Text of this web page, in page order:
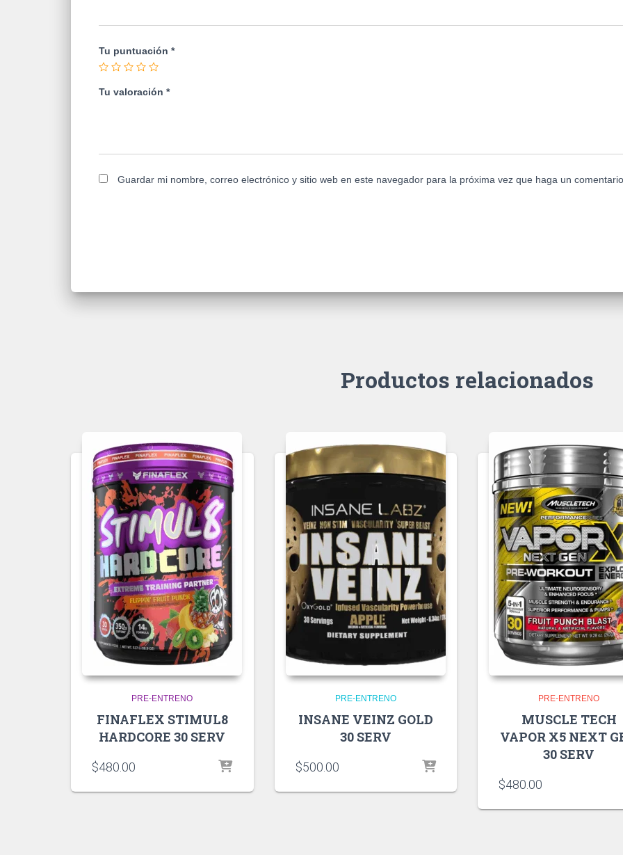
Tu puntuación *
Tu valoración *
Guardar mi nombre, correo electrónico y sitio web en este navegador para la próxima vez que haga un
Productos relacionados
PRE-ENTRENO
FINAFLEX STIMUL8
HARDCORE 30 SERV
$480.00
PRE-ENTRENO
INSANE VEINZ GOLD
30 SERV
$500.00
PRE-ENTRENO
MUSCLE TECH
VAPOR X5 NEXT
30 SERV
$480.00